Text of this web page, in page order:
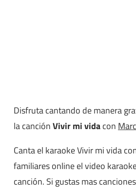
Disfruta cantando de manera
la canciónVivir mi vidacon
Canta el karaoke Vivir mi vida
familiares online el video
canción. Si gustas mas